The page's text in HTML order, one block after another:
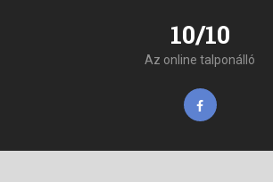
10/10
Az online talponálló